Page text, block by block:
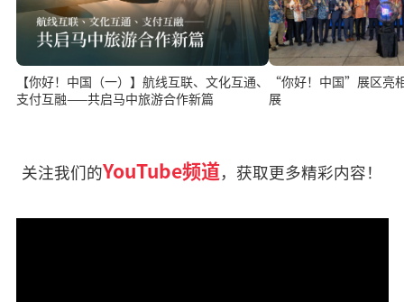
【你好！中国（一）】航线互联、文化互通、
支付互融——共启马中旅游合作新篇
“你好！中国”展区亮
展
关注我们的YouTube频道，获取更多精彩内容！